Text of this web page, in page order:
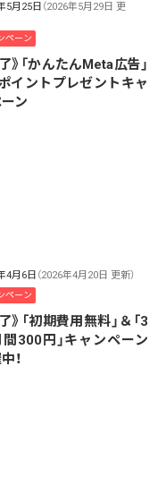
5月25日 （2026年5月29日 更
ペーン
》「かんたんMeta広告」
イントプレゼントキャ
ン
4月6日 （2026年4月20日 更新）
ペーン
》「初期費用無料」＆「3
300円」キャンペーン
！